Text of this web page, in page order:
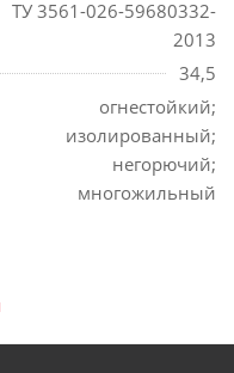
ТУ 3561-026-59680332-
2013
34,5
огнестойкий;
изолированный;
негорючий;
многожильный